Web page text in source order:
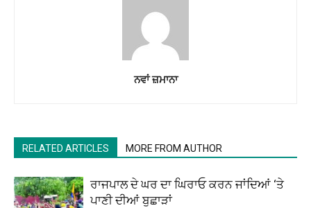
ਨਵਾਂ ਜ਼ਮਾਨਾ
RELATED ARTICLES MORE FROM AUTHOR
ਰਾਜਪਾਲ ਦੇ ਘਰ ਦਾ ਘਿਰਾਓ ਕਰਨ ਜਾਂਦਿਆਂ ‘ਤੇ
ਪਾਣੀ ਦੀਆਂ ਬੁਛਾੜਾਂ